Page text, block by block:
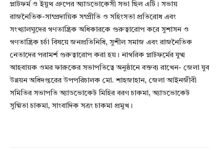
প্লাটফর্ম ও ইয়ুথ গ্রুপের অ্যাডভোকেসী সভা ছিল এটি। সভায়
রাজনৈতিক-সাম্প্রদায়িক সম্প্রীতি ও সহিংসতা প্রতিরোধ এবং
সংখ্যালঘুদের গণতান্ত্রিক অধিকারকে গুরুত্বারোপ করে সুশাসন ও
গণতান্ত্রিক চর্চা বিষয়ে জনপ্রতিনিধি, সুশীল সমাজ এবং রাজনৈতিক
নেতাদের পরামর্শ গুরুত্বারোপ করা হয়। নাগরিক প্লাটফর্মের যুগ্ম
আহবায়ক ওমর ফারুকের সভাপতিত্বে অনুষ্ঠানে বক্তব্য রাখেন- জেলা যুব
উন্নয়ন অধিদপ্তরের উপপরিচালক মো. শাহজাহান, জেলা আইনজীবী
সমিতির সভাপতি অ্যাডভোকেট মিহির বরণ চাকমা, অ্যাডভোকেট
সুষ্মিতা চাকমা, সাংবাদিক সত্রং চাকমা প্রমুখ।